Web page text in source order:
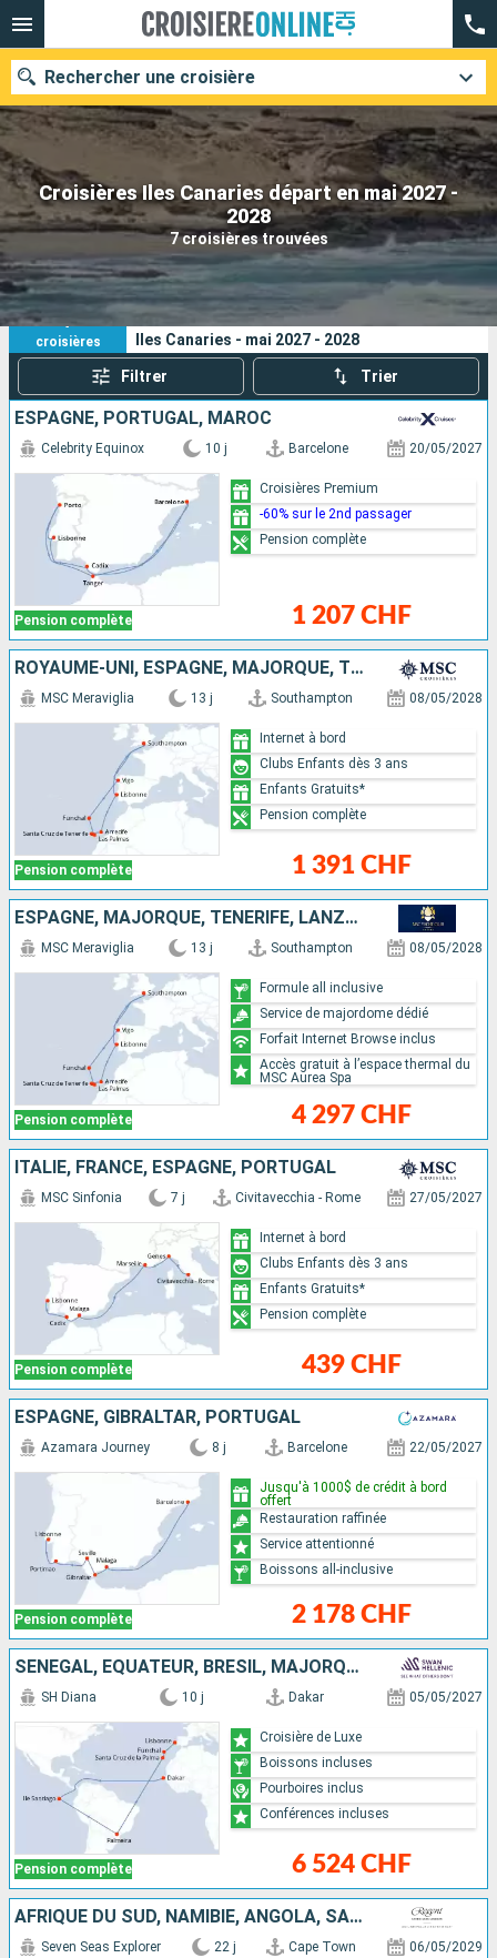
Croisières Iles Canaries départ en mai 2027 -
2028
7 croisières trouvées
Rechercher une croisière
Nos destinations
Ports Compagnies
Rechercher
7
croisières
Vos critères de recherche :
Iles Canaries - mai 2027 - 2028
Filtrer Trier
ESPAGNE, PORTUGAL, MAROC
Pension complète
Celebrity Equinox 10 j Barcelone 20/05/2027
1 207 CHF
Croisières Premium
-60% sur le 2nd passager
Pension complète
ROYAUME-UNI, ESPAGNE, MAJORQUE, TENERIFE, LANZAROTE, PORTUGAL
Pension complète
MSC Meraviglia 13 j Southampton 08/05/2028
1 391 CHF
Internet à bord
Clubs Enfants dès 3 ans
Enfants Gratuits*
Pension complète
ESPAGNE, MAJORQUE, TENERIFE, LANZAROTE, PORTUGAL, ROYAUME-UNI
Pension complète
MSC Meraviglia 13 j Southampton 08/05/2028
4 297 CHF
Formule all inclusive
Service de majordome dédié
Forfait Internet Browse inclus
Accès gratuit à l’espace thermal du
MSC Aurea Spa
ITALIE, FRANCE, ESPAGNE, PORTUGAL
Pension complète
MSC Sinfonia 7 j Civitavecchia - Rome 27/05/2027
439 CHF
Internet à bord
Clubs Enfants dès 3 ans
Enfants Gratuits*
Pension complète
ESPAGNE, GIBRALTAR, PORTUGAL
Pension complète
Azamara Journey 8 j Barcelone 22/05/2027
2 178 CHF
Jusqu'à 1000$ de crédit à bord
offert
Restauration raffinée
Service attentionné
Boissons all-inclusive
SÉNÉGAL, ÉQUATEUR, BRÉSIL, MAJORQUE, PORTUGAL
Pension complète
SH Diana 10 j Dakar 05/05/2027
6 524 CHF
Croisière de Luxe
Boissons incluses
Pourboires inclus
Conférences incluses
AFRIQUE DU SUD, NAMIBIE, ANGOLA, SAO TOMÉ ET PRINCIPE, CÔTE D'IVOIRE, ROYAUME-UNI, CAP-VERT, MAJORQUE, PORTUGAL
Seven Seas Explorer 22 j Cape Town 06/05/2029